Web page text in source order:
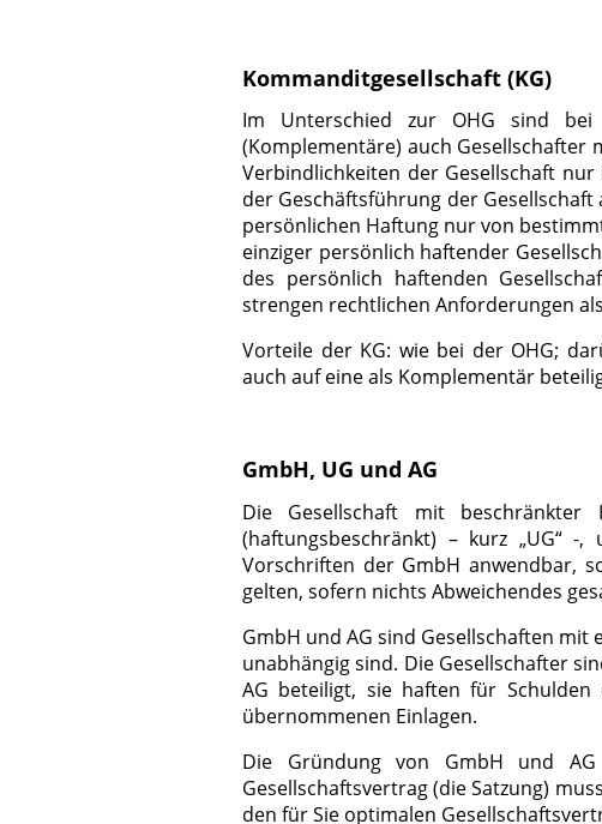
Kommanditgesellschaft (KG)
Im Unterschied zur OHG sind bei
(Komplementäre) auch
Verbindlichkeiten der Gesellschaft
der Geschäftsführung der
persönlichen Haftung nur von
einziger persönlich haftender
des persönlich haftenden
strengen rechtlichen Anforderungen
Vorteile der KG: wie bei der OHG;
auch auf eine als Komplementär
GmbH, UG und AG
Die Gesellschaft mit beschränkter
(haftungsbeschränkt) – kurz „UG“ -
Vorschriften der GmbH anwendbar,
gelten, sofern nichts Abweichendes
GmbH und AG sind Gesellschaften
unabhängig sind. Die Gesellschafter
AG beteiligt, sie haften für
übernommenen Einlagen.
Die Gründung von GmbH und
Gesellschaftsvertrag (die Satzung)
den für Sie optimalen